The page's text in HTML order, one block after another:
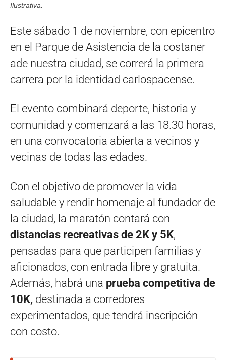
Ilustrativa.
Este sábado 1 de noviembre, con epicentro
en el Parque de Asistencia de la costaner
ade nuestra ciudad, se correrá la primera
carrera por la identidad carlospacense.
El evento combinará deporte, historia y
comunidad y comenzará a las 18.30 horas,
en una convocatoria abierta a vecinos y
vecinas de todas las edades.
Con el objetivo de promover la vida
saludable y rendir homenaje al fundador de
la ciudad, la maratón contará con
distancias recreativas de 2K y 5K,
pensadas para que participen familias y
aficionados, con entrada libre y gratuita.
Además, habrá una prueba competitiva de
10K, destinada a corredores
experimentados, que tendrá inscripción
con costo.